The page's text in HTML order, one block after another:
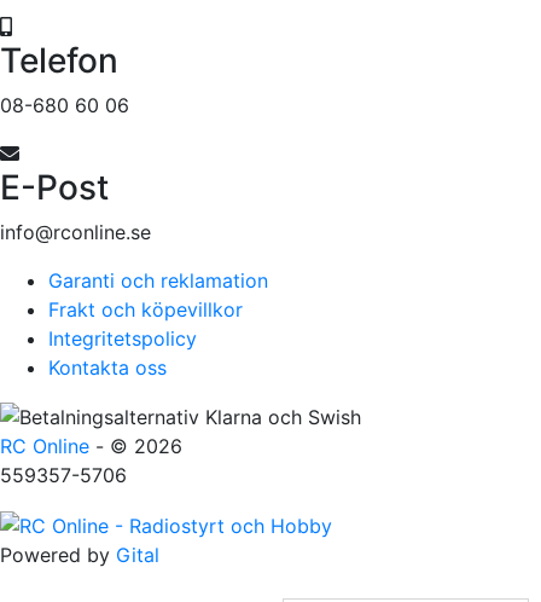
Telefon
08-680 60 06
E-Post
info@rconline.se
Garanti och reklamation
Frakt och köpevillkor
Integritetspolicy
Kontakta oss
RC Online - © 2026
559357-5706
Powered by Gital